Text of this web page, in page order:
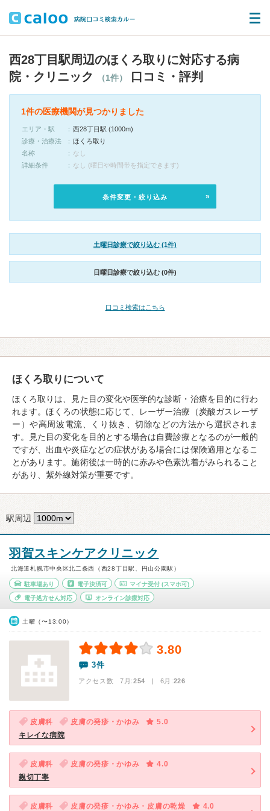
西28丁目駅周辺のほくろ取りに対応する病
院・クリニック
（1件） 口コミ・評判
1件の医療機関が見つかりました
エリア・駅
西28丁目駅 (1000m)
診療・治療法
ほくろ取り
名称
なし
詳細条件
なし (曜日や時間帯を指定できます)
条件変更・絞り込み
土曜日診療で絞り込む (1件)
日曜日診療で絞り込む (0件)
口コミ検索はこちら
ほくろ取りについて
ほくろ取りは、見た目の変化や医学的な診断・治療を目的に行わ
れます。ほくろの状態に応じて、レーザー治療（炭酸ガスレーザ
ー）や高周波電流、くり抜き、切除などの方法から選択されま
す。見た目の変化を目的とする場合は自費診療となるのが一般的
ですが、出血や炎症などの症状がある場合には保険適用となるこ
とがあります。施術後は一時的に赤みや色素沈着がみられること
があり、紫外線対策が重要です。
駅周辺
羽賀スキンケアクリニック
北海道札幌市中央区北二条西（西28丁目駅、円山公園駅）
駐車場あり 電子決済可 マイナ受付 (スマホ可)
電子処方せん対応 オンライン診療対応
土曜（〜13:00）
3.80
3件
アクセス数 7月:254 | 6月:226
皮膚科 皮膚の発疹・かゆみ
5.0
キレイな病院
皮膚科 皮膚の発疹・かゆみ
4.0
親切丁寧
皮膚科 皮膚の発疹・かゆみ・皮膚の乾燥
4.0